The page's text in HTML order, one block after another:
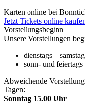
Karten online bei
Jetzt Tickets online kaufen
Vorstellungsbeginn
Unsere Vorstellungen
dienstags –
sonn- und
Abweichende
Tagen:
Sonntag 15.00 Uhr